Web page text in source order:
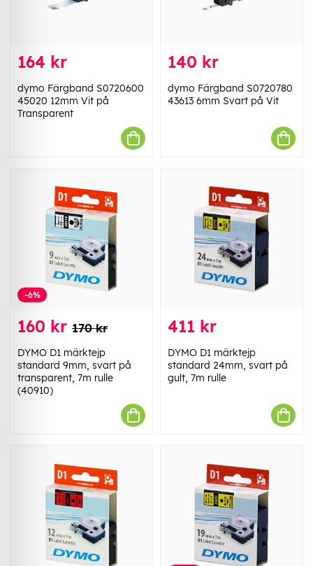
164 kr
dymo Färgband S0720600
45020 12mm Vit på
Transparent
140 kr
dymo Färgband S0720780
43613 6mm Svart på Vit
-6%
160 kr 170 kr
DYMO D1 märktejp
standard 9mm, svart på
transparent, 7m rulle
(40910)
411 kr
DYMO D1 märktejp
standard 24mm, svart på
gult, 7m rulle